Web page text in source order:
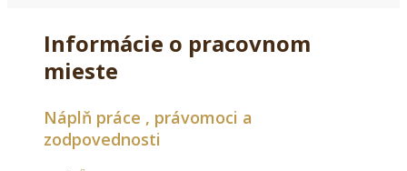
Informácie o pracovnom
mieste
Náplň práce , právomoci a
zodpovednosti